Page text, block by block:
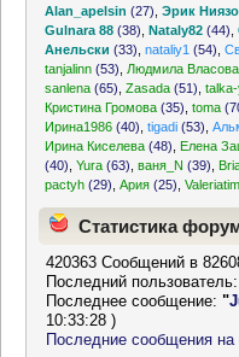
Alan_apelsin (27) ,Эрик
Gulnara 88 (38) ,Nataly82 (44) ,
Анельски (33) ,nataliy1 (54) ,
tanjalinn (53) Людмила Власова
sanlena (65) ,Zasada (51) ,
Кристина Громова (35) ,toma
Ирина1986 (40) ,tigadi (53) ,
Ирина Киселева (48) Елена
(40) ,Yura (63) ,ваня_N (39)
pactyh (29) ,Ария (25) ,
Статистика
420363 Сообщений в
Последний пользователь:
Последнее сообщение:"
10:33:28 )
Последние сообщения